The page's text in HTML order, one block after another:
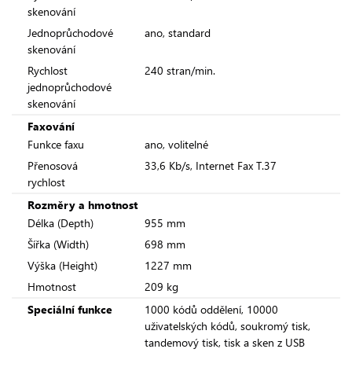
skenování
Jednoprůchodové
skenování
ano, standard
Rychlost
jednoprůchodové
skenování
240 stran/min.
Faxování
Funkce faxu
ano, volitelné
Přenosová
rychlost
33,6 Kb/s, Internet Fax T.37
Rozměry a hmotnost
Délka (Depth)
955 mm
Šířka (Width)
698 mm
Výška (Height)
1227 mm
Hmotnost
209 kg
Speciální funkce
1000 kódů oddělení, 10000
uživatelských kódů, soukromý tisk,
tandemový tisk, tisk a sken z USB